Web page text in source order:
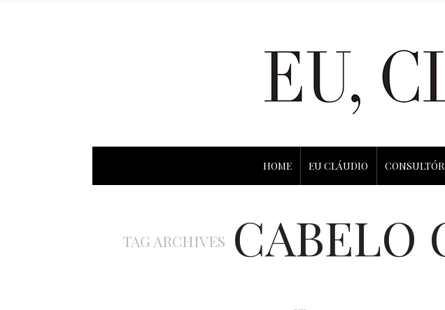
HOME EU CLÁUDIO
TAG ARCHIVES CABELO